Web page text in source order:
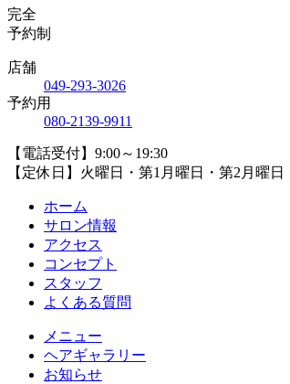
完全
予約制
店舗
049-293-3026
予約用
080-2139-9911
【電話受付】9:00～19:30
【定休日】火曜日・第1月曜日・第2月曜日
ホーム
サロン情報
アクセス
コンセプト
スタッフ
よくある質問
メニュー
ヘアギャラリー
お知らせ